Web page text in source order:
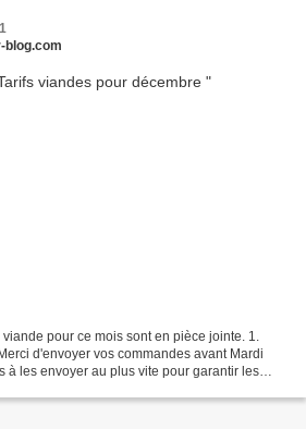
blog.com
pour ce mois sont en pièce jointe. 1.
d'envoyer vos commandes avant Mardi
à les envoyer au plus vite pour garantir les